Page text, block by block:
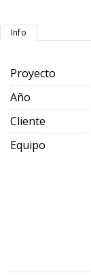
Info
Proyecto
Año
Cliente
Equipo